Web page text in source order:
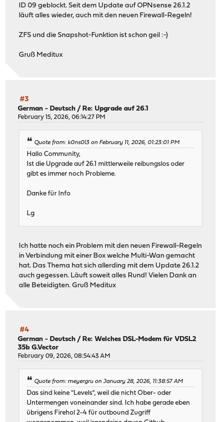
ID 09 geblockt. Seit dem Update auf OPNsense 26.1.2
läuft alles wieder, auch mit den neuen Firewall-Regeln!
ZFS und die Snapshot-Funktion ist schon geil :-)
Gruß Meditux
#3
German - Deutsch /Re: Upgrade auf 26.1
February 15, 2026, 06:14:27 PM
Quote from: k0ns0l3 on February 11, 2026, 01:23:01 PM
Hallo Community,
Ist die Upgrade auf 26.1 mittlerweile reibungslos oder
gibt es immer noch Probleme.
Danke für Info
Lg
Ich hatte noch ein Problem mit den neuen Firewall-Regeln
in Verbindung mit einer Box welche Multi-Wan gemacht
hat. Das Thema hat sich allerding mit dem Update 26.1.2
auch gegessen. Läuft soweit alles Rund! Vielen Dank an
alle Beteidigten. Gruß Meditux
#4
German - Deutsch /Re: Welches DSL-Modem für VDSL2
35b G.Vector
February 09, 2026, 08:54:43 AM
Quote from: meyergru on January 28, 2026, 11:38:57 AM
Das sind keine "Levels", weil die nicht Ober- oder
Untermengen voneinander sind. Ich habe gerade eben
übrigens Firehol 2-4 für outbound Zugriff